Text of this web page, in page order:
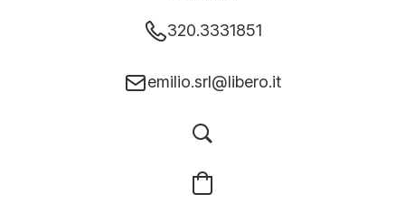
320.3331851
emilio.srl@libero.it